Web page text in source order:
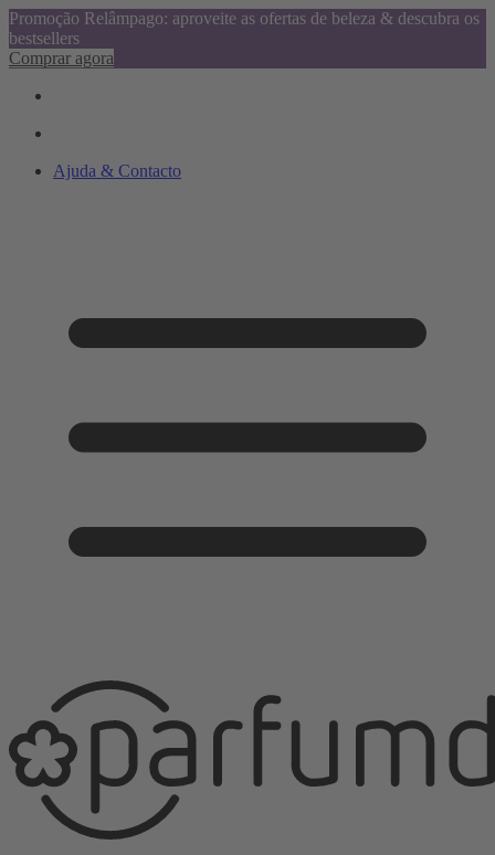
Promoção Relâmpago: aproveite as ofertas de beleza & descubra os
bestsellers
Comprar agora
Ajuda & Contacto